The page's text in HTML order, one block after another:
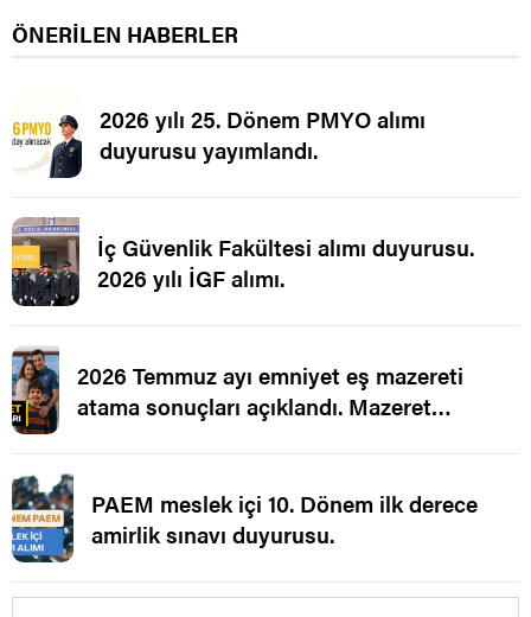
ÖNERİLEN HABERLER
2026 yılı 25. Dönem PMYO alımı
duyurusu yayımlandı.
İç Güvenlik Fakültesi alımı duyurusu.
2026 yılı İGF alımı.
2026 Temmuz ayı emniyet eş mazereti
atama sonuçları açıklandı. Mazeret
PAEM meslek içi 10. Dönem ilk derece
amirlik sınavı duyurusu.